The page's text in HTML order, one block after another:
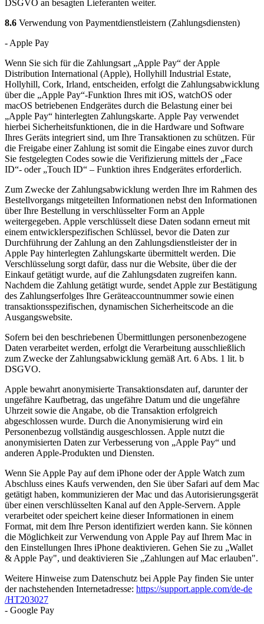
DSGVO an besagten Lieferanten weiter.
8.6 Verwendung von Paymentdienstleistern (Zahlungsdiensten)
- Apple Pay
Wenn Sie sich für die Zahlungsart „Apple Pay“ der Apple
Distribution International (Apple), Hollyhill Industrial Estate,
Hollyhill, Cork, Irland, entscheiden, erfolgt die Zahlungsabwicklung
über die „Apple Pay“-Funktion Ihres mit iOS, watchOS oder
macOS betriebenen Endgerätes durch die Belastung einer bei
„Apple Pay“ hinterlegten Zahlungskarte. Apple Pay verwendet
hierbei Sicherheitsfunktionen, die in die Hardware und Software
Ihres Geräts integriert sind, um Ihre Transaktionen zu schützen. Für
die Freigabe einer Zahlung ist somit die Eingabe eines zuvor durch
Sie festgelegten Codes sowie die Verifizierung mittels der „Face
ID“- oder „Touch ID“ – Funktion ihres Endgerätes erforderlich.
Zum Zwecke der Zahlungsabwicklung werden Ihre im Rahmen des
Bestellvorgangs mitgeteilten Informationen nebst den Informationen
über Ihre Bestellung in verschlüsselter Form an Apple
weitergegeben. Apple verschlüsselt diese Daten sodann erneut mit
einem entwicklerspezifischen Schlüssel, bevor die Daten zur
Durchführung der Zahlung an den Zahlungsdienstleister der in
Apple Pay hinterlegten Zahlungskarte übermittelt werden. Die
Verschlüsselung sorgt dafür, dass nur die Website, über die der
Einkauf getätigt wurde, auf die Zahlungsdaten zugreifen kann.
Nachdem die Zahlung getätigt wurde, sendet Apple zur Bestätigung
des Zahlungserfolges Ihre Geräteaccountnummer sowie einen
transaktionsspezifischen, dynamischen Sicherheitscode an die
Ausgangswebsite.
Sofern bei den beschriebenen Übermittlungen personenbezogene
Daten verarbeitet werden, erfolgt die Verarbeitung ausschließlich
zum Zwecke der Zahlungsabwicklung gemäß Art. 6 Abs. 1 lit. b
DSGVO.
Apple bewahrt anonymisierte Transaktionsdaten auf, darunter der
ungefähre Kaufbetrag, das ungefähre Datum und die ungefähre
Uhrzeit sowie die Angabe, ob die Transaktion erfolgreich
abgeschlossen wurde. Durch die Anonymisierung wird ein
Personenbezug vollständig ausgeschlossen. Apple nutzt die
anonymisierten Daten zur Verbesserung von „Apple Pay“ und
anderen Apple-Produkten und Diensten.
Wenn Sie Apple Pay auf dem iPhone oder der Apple Watch zum
Abschluss eines Kaufs verwenden, den Sie über Safari auf dem Mac
getätigt haben, kommunizieren der Mac und das Autorisierungsgerät
über einen verschlüsselten Kanal auf den Apple-Servern. Apple
verarbeitet oder speichert keine dieser Informationen in einem
Format, mit dem Ihre Person identifiziert werden kann. Sie können
die Möglichkeit zur Verwendung von Apple Pay auf Ihrem Mac in
den Einstellungen Ihres iPhone deaktivieren. Gehen Sie zu „Wallet
& Apple Pay", und deaktivieren Sie „Zahlungen auf Mac erlauben".
Weitere Hinweise zum Datenschutz bei Apple Pay finden Sie unter
der nachstehenden Internetadresse: https://support.apple.com/de-de
/HT203027
- Google Pay